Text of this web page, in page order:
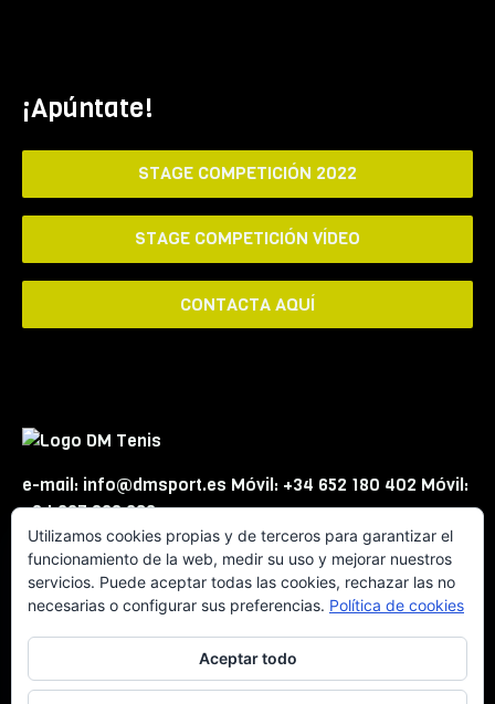
¡Apúntate!
STAGE COMPETICIÓN 2022
STAGE COMPETICIÓN VÍDEO
CONTACTA AQUÍ
e-mail: info@dmsport.es Móvil: +34 652 180 402 Móvil:
+34 667 863 623
Utilizamos cookies propias y de terceros para garantizar el
funcionamiento de la web, medir su uso y mejorar nuestros
servicios. Puede aceptar todas las cookies, rechazar las no
necesarias o configurar sus preferencias. Política de cookies
Aceptar todo